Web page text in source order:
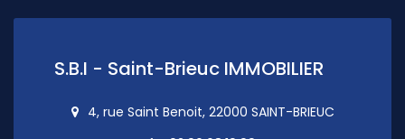
S.B.I - Saint-Brieuc IMMOBILIER
4, rue Saint Benoit, 22000 SAINT-BRIEUC